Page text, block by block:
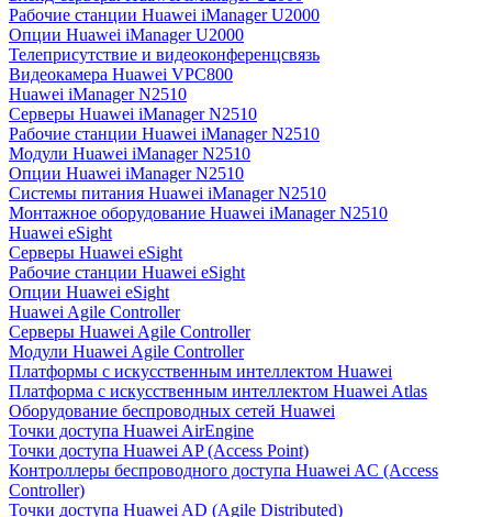
Рабочие станции Huawei iManager U2000
Опции Huawei iManager U2000
Телеприсутствие и видеоконференцсвязь
Видеокамера Huawei VPC800
Huawei iManager N2510
Серверы Huawei iManager N2510
Рабочие станции Huawei iManager N2510
Модули Huawei iManager N2510
Опции Huawei iManager N2510
Системы питания Huawei iManager N2510
Монтажное оборудование Huawei iManager N2510
Huawei eSight
Серверы Huawei eSight
Рабочие станции Huawei eSight
Опции Huawei eSight
Huawei Agile Controller
Серверы Huawei Agile Controller
Модули Huawei Agile Controller
Платформы с искусственным интеллектом Huawei
Платформа с искусственным интеллектом Huawei Atlas
Оборудование беспроводных сетей Huawei
Точки доступа Huawei AirEngine
Точки доступа Huawei AP (Access Point)
Контроллеры беспроводного доступа Huawei AC (Access
Controller)
Точки доступа Huawei AD (Agile Distributed)